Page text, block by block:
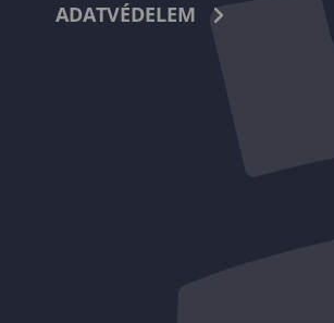
ADATVÉDELEM